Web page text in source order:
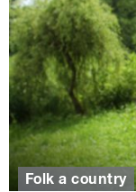
Folk a country